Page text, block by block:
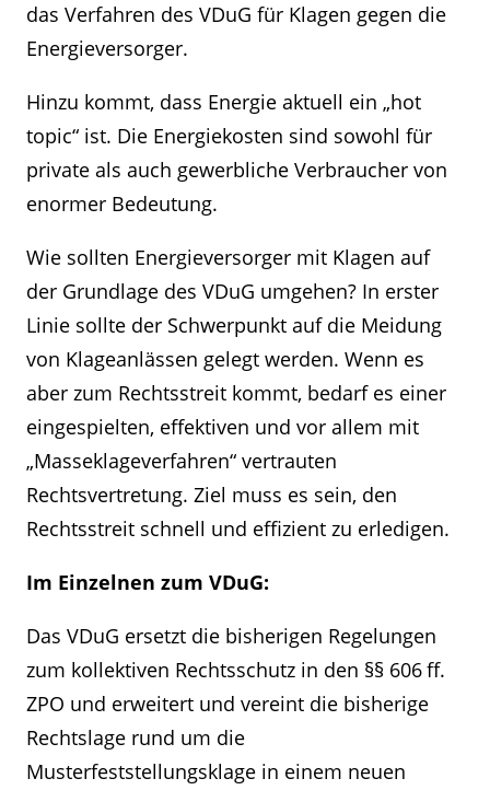
das Verfahren des VDuG für Klagen gegen die
Energieversorger.
Hinzu kommt, dass Energie aktuell ein „hot
topic“ ist. Die Energiekosten sind sowohl für
private als auch gewerbliche Verbraucher von
enormer Bedeutung.
Wie sollten Energieversorger mit Klagen auf
der Grundlage des VDuG umgehen? In erster
Linie sollte der Schwerpunkt auf die Meidung
von Klageanlässen gelegt werden. Wenn es
aber zum Rechtsstreit kommt, bedarf es einer
eingespielten, effektiven und vor allem mit
„Masseklageverfahren“ vertrauten
Rechtsvertretung. Ziel muss es sein, den
Rechtsstreit schnell und effizient zu erledigen.
Im Einzelnen zum VDuG:
Das VDuG ersetzt die bisherigen Regelungen
zum kollektiven Rechtsschutz in den §§ 606 ff.
ZPO und erweitert und vereint die bisherige
Rechtslage rund um die
Musterfeststellungsklage in einem neuen